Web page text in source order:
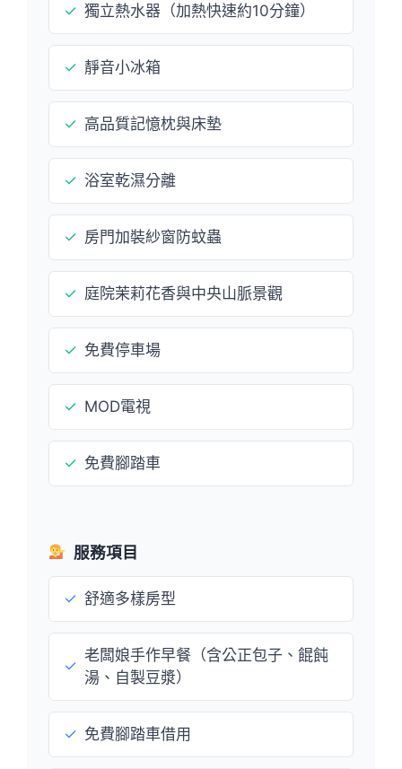
✓ 獨立熱水器（加熱快速約10分鐘）
✓ 靜音小冰箱
✓ 高品質記憶枕與床墊
✓ 浴室乾濕分離
✓ 房門加裝紗窗防蚊蟲
✓ 庭院茉莉花香與中央山脈景觀
✓ 免費停車場
✓ MOD電視
✓ 免費腳踏車
服務項目
✓ 舒適多樣房型
✓
老闆娘手作早餐（含公正包子、餛飩
湯、自製豆漿）
✓ 免費腳踏車借用